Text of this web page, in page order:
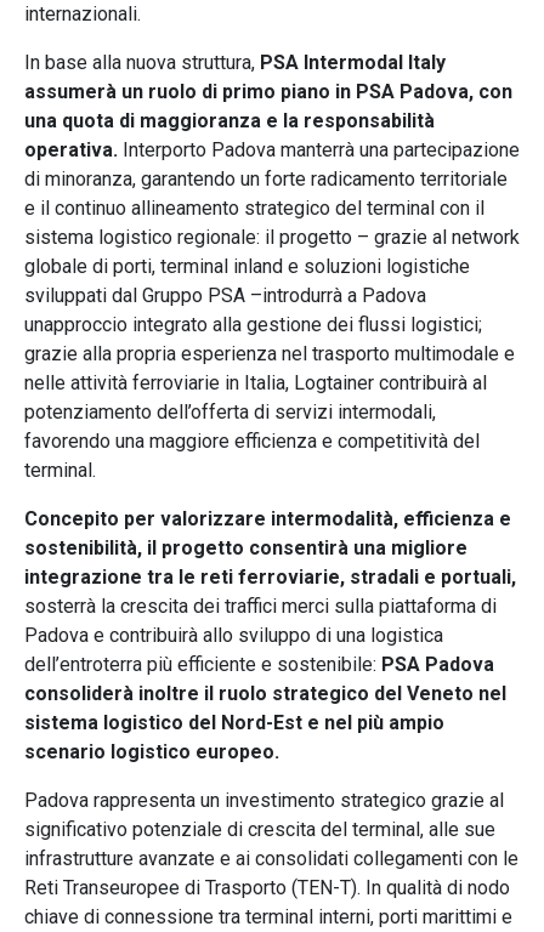
internazionali.
In base alla nuova struttura, PSA Intermodal Italy
assumerà un ruolo di primo piano in PSA Padova, con
una quota di maggioranza e la responsabilità
operativa. Interporto Padova manterrà una partecipazione
di minoranza, garantendo un forte radicamento territoriale
e il continuo allineamento strategico del terminal con il
sistema logistico regionale: il progetto – grazie al network
globale di porti, terminal inland e soluzioni logistiche
sviluppati dal Gruppo PSA –introdurrà a Padova
unapproccio integrato alla gestione dei flussi logistici;
grazie alla propria esperienza nel trasporto multimodale e
nelle attività ferroviarie in Italia, Logtainer contribuirà al
potenziamento dell’offerta di servizi intermodali,
favorendo una maggiore efficienza e competitività del
terminal.
Concepito per valorizzare intermodalità, efficienza e
sostenibilità, il progetto consentirà una migliore
integrazione tra le reti ferroviarie, stradali e portuali,
sosterrà la crescita dei traffici merci sulla piattaforma di
Padova e contribuirà allo sviluppo di una logistica
dell’entroterra più efficiente e sostenibile: PSA Padova
consoliderà inoltre il ruolo strategico del Veneto nel
sistema logistico del Nord-Est e nel più ampio
scenario logistico europeo.
Padova rappresenta un investimento strategico grazie al
significativo potenziale di crescita del terminal, alle sue
infrastrutture avanzate e ai consolidati collegamenti con le
Reti Transeuropee di Trasporto (TEN-T). In qualità di nodo
chiave di connessione tra terminal interni, porti marittimi e